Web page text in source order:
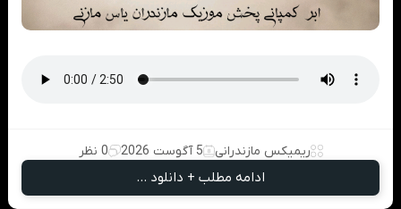
ریمیکس مازندرانی 5 آگوست 2026 0 نظر
ادامه مطلب + دانلود ...